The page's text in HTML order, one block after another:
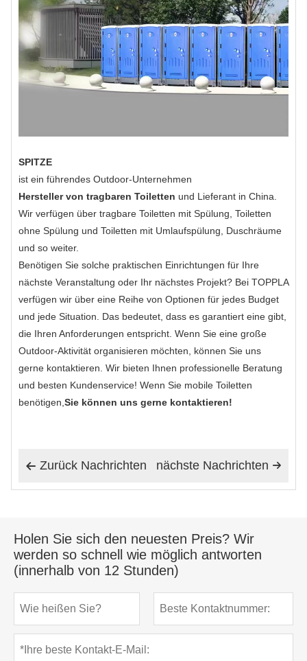
SPITZE
ist ein führendes Outdoor-Unternehmen
Hersteller von tragbaren Toiletten und Lieferant in China.
Wir verfügen über tragbare Toiletten mit Spülung, Toiletten
ohne Spülung und Toiletten mit Umlaufspülung, Duschräume
und so weiter.
Benötigen Sie solche praktischen Einrichtungen für Ihre
nächste Veranstaltung oder Ihr nächstes Projekt? Bei TOPPLA
verfügen wir über eine Reihe von Optionen für jedes Budget
und jede Situation. Das bedeutet, dass es garantiert eine gibt,
die Ihren Anforderungen entspricht. Wenn Sie eine große
Outdoor-Aktivität organisieren möchten, können Sie uns
gerne kontaktieren. Wir bieten Ihnen professionelle Beratung
und besten Kundenservice! Wenn Sie mobile Toiletten
benötigen, Sie können uns gerne kontaktieren!
 Zurück Nachrichten 
nächste Nachrichten
Holen Sie sich den neuesten Preis? Wir
werden so schnell wie möglich antworten
(innerhalb von 12 Stunden)